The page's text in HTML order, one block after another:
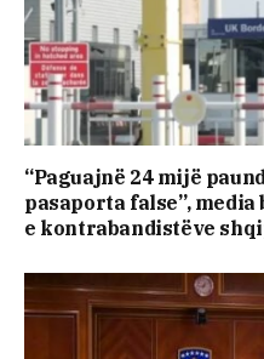
“Paguajnë 24 mijë
pasaporta false”,
e kontrabandistëve